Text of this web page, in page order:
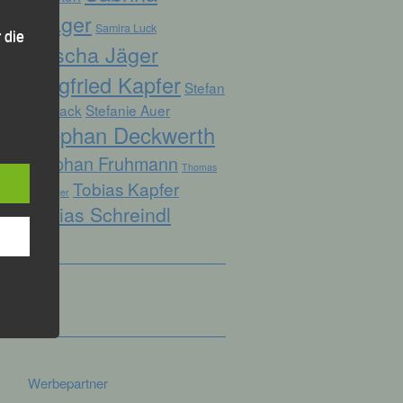
Prager Samira Luck
Sascha Jäger
Siegfried Kapfer Stefan
Biersack Stefanie Auer
Stephan Deckwerth
Stephan Fruhmann Thomas
Kopfinger Tobias Kapfer
Tobias Schreindl
Werbepartner
die